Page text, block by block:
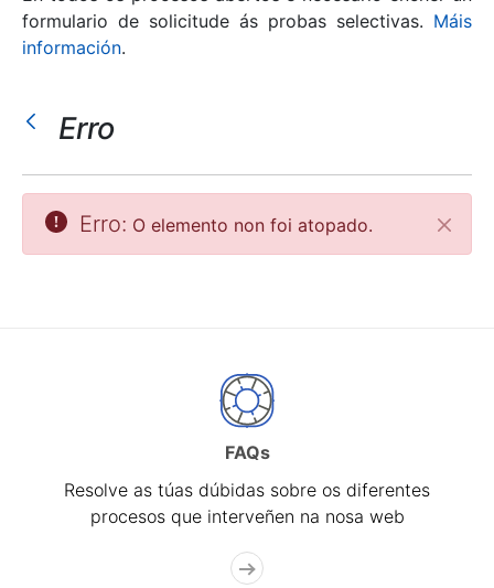
formulario de solicitude ás probas selectivas. Máis
información.
Erro
Erro: O elemento non foi atopado.
FAQs
Resolve as túas dúbidas sobre os diferentes
procesos que interveñen na nosa web